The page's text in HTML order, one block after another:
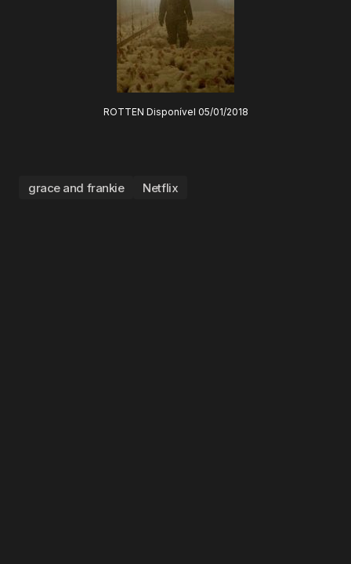
ROTTEN Disponível 05/01/2018
grace and frankie Netflix